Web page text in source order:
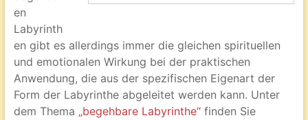
en
Labyrinth
en gibt es allerdings immer die gleichen spirituellen
und emotionalen Wirkung bei der praktischen
Anwendung, die aus der spezifischen Eigenart der
Form der Labyrinthe abgeleitet werden kann. Unter
dem Thema „begehbare Labyrinthe“finden Sie